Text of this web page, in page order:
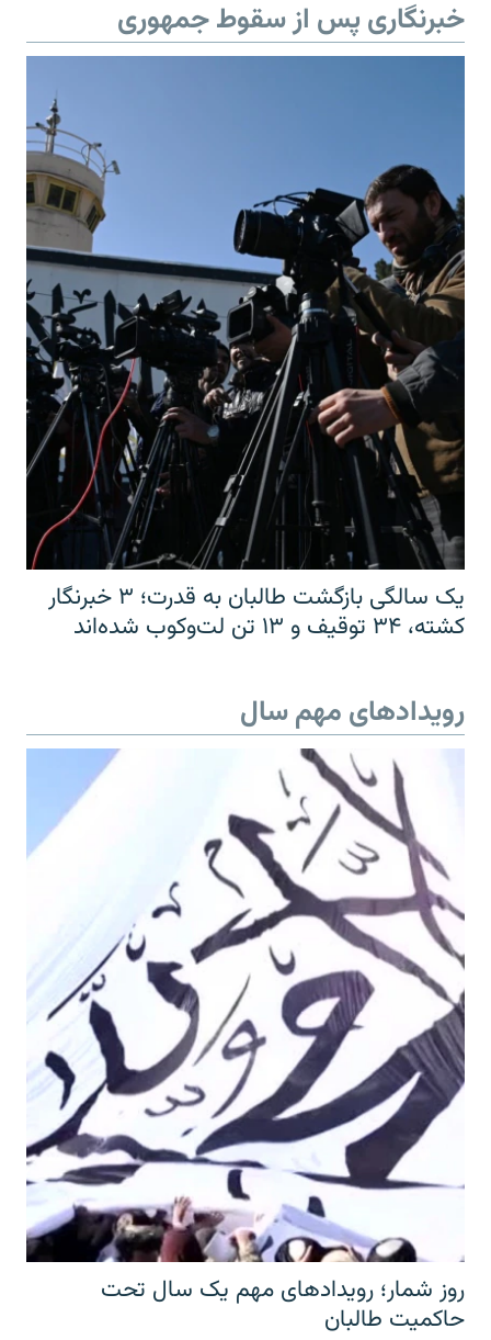
خبرنگاری پس از سقوط جمهوری
یک سالگی بازگشت طالبان به قدرت؛ ۳ خبرنگار
کشته، ۳۴ توقیف و ۱۳ تن لت‌وکوب شده‌اند
رویدادهای مهم سال
روز شمار؛ رویدادهای مهم یک سال تحت
حاکمیت طالبان